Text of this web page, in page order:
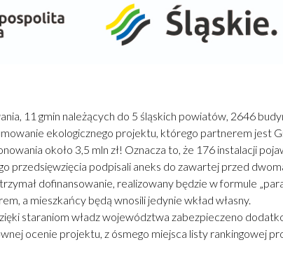
11 gmin należących do 5 śląskich powiatów, 2646
ekologicznego projektu, którego partnerem jest
około 3,5 mln zł! Oznacza to, że 176 instalacji
przedsięwzięcia podpisali aneks do zawartej przed
dofinansowanie, realizowany będzie w formule
a mieszkańcy będą wnosili jedynie wkład własny.
staraniom władz województwa zabezpieczeno
ocenie projektu, z ósmego miejsca listy rankingowej